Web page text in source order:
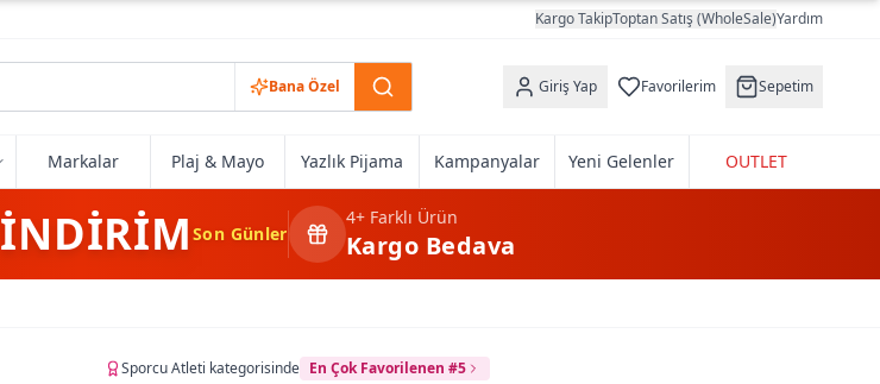
Kargo TakipToptan Satış (WholeSale)Yardım
Bana Özel Giriş Yap Favorilerim Sepetim
Markalar Plaj & Mayo Yazlık Pijama Kampanyalar Yeni Gelenler OUTLET
İNDİRİMSon Günler
4+Farklı Ürün
Kargo Bedava
Sporcu Atleti kategorisinde En Çok Favorilenen #5